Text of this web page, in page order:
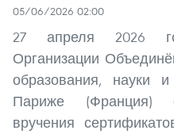
05/06/2026 02:00
27 апреля 2026
Организации
образования,
Париже (Франция)
вручения